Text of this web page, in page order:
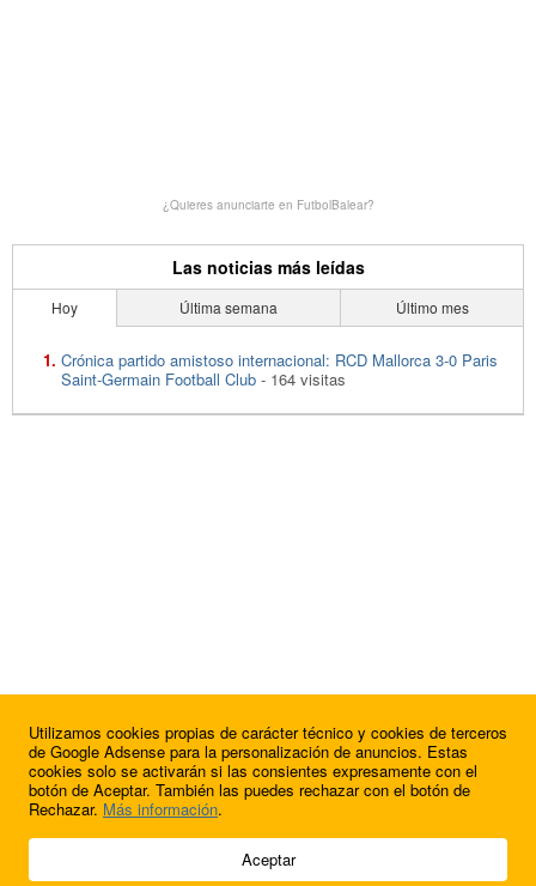
¿Quieres anunciarte en FutbolBalear?
Las noticias más leídas
Hoy Última semana Último mes
Crónica partido amistoso internacional: RCD Mallorca 3-0 Paris
Saint-Germain Football Club - 164 visitas
© 2009 - 2026 Soluciones Corporativas IP, SL.
Utilizamos cookies propias de carácter técnico y cookies de terceros
de Google Adsense para la personalización de anuncios. Estas
cookies solo se activarán si las consientes expresamente con el
botón de Aceptar. También las puedes rechazar con el botón de
Rechazar. Más información.
Aceptar